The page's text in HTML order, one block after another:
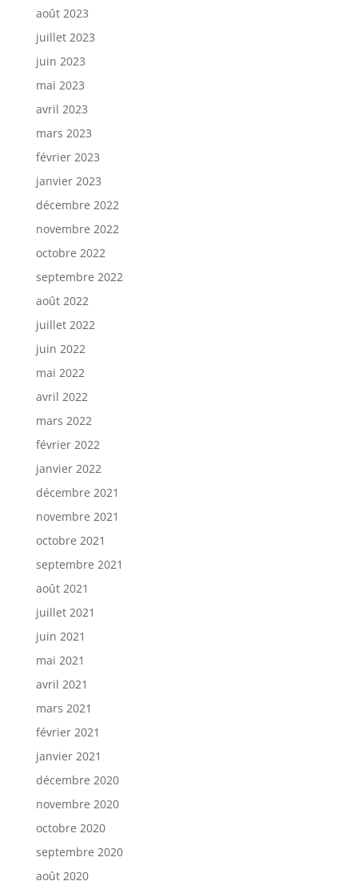
août 2023
juillet 2023
juin 2023
mai 2023
avril 2023
mars 2023
février 2023
janvier 2023
décembre 2022
novembre 2022
octobre 2022
septembre 2022
août 2022
juillet 2022
juin 2022
mai 2022
avril 2022
mars 2022
février 2022
janvier 2022
décembre 2021
novembre 2021
octobre 2021
septembre 2021
août 2021
juillet 2021
juin 2021
mai 2021
avril 2021
mars 2021
février 2021
janvier 2021
décembre 2020
novembre 2020
octobre 2020
septembre 2020
août 2020